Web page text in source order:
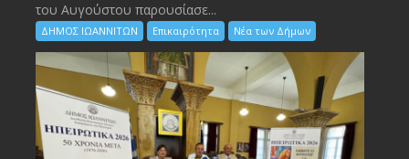
του Αυγούστου παρουσίασε...
ΔΗΜΟΣ ΙΩΑΝΝΙΤΩΝ Επικαιρότητα Νέα των Δήμων